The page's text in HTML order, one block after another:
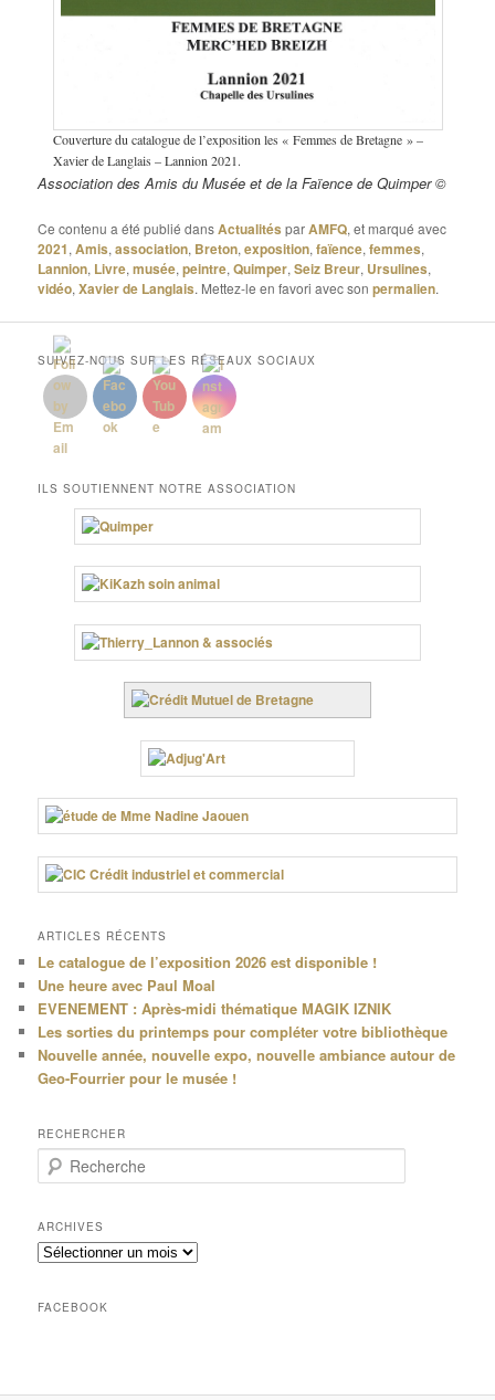
Couverture du catalogue de l’exposition les « Femmes de Bretagne » –
Xavier de Langlais – Lannion 2021.
Association des Amis du Musée et de la Faïence de Quimper ©
Ce contenu a été publié dansActualités parAMFQ, et marqué avec
2021,Amis,association, Breton,exposition,faïence,femmes,
Lannion, Livre,musée,peintre,Quimper,Seiz Breur, Ursulines,
vidéo,Xavier de Langlais. Mettez-le en favori avec sonpermalien.
SUIVEZ-NOUS SUR LES RÉSEAUX SOCIAUX
ILS SOUTIENNENT NOTRE ASSOCIATION
ARTICLES RÉCENTS
Le catalogue de l’exposition 2026 est disponible !
Une heure avec Paul Moal
EVENEMENT : Après-midi thématique MAGIK IZNIK
Les sorties du printemps pour compléter votre bibliothèque
Nouvelle année, nouvelle expo, nouvelle ambiance autour de
Geo-Fourrier pour le musée !
RECHERCHER
e
h
e
r
h
ARCHIVES
Archives
FACEBOOK